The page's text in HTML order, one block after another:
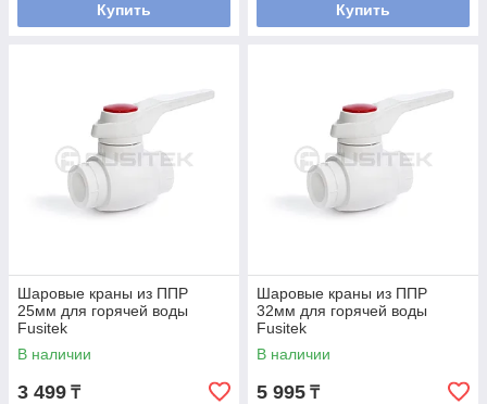
Купить Купить
Шаровые краны из ППР
25мм для горячей воды
Fusitek
В наличии
3 499 ₸
Шаровые краны из ППР
32мм для горячей воды
Fusitek
В наличии
5 995 ₸